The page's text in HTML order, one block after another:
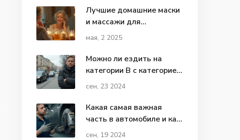
Лучшие домашние маски
и массажи для
омоложения кожи лица
мая, 2 2025
Можно ли ездить на
категории B с категорией
C: Важные аспекты
сен, 23 2024
Какая самая важная
часть в автомобиле и как
она влияет на
сен, 19 2024